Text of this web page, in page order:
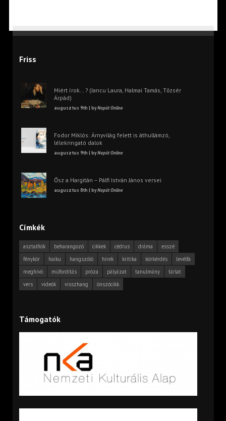
Friss
Miért írok… ? (Iancu Laura, Halmai Tamás, Tőzsér
Árpád)
augusztus 9th | byNapút Online
Fodor Miklós: Árnyvilág felett is áthullámzó,
lélekringató dalok
augusztus 9th | byNapút Online
Ősz a Hargitán – Pálfi István János versei
augusztus 8th | byNapút Online
Címkék
asztalfiók beharangozó cikkek cédrus dráma
esszé
fénykör
haiku hangszóló hírek kritika körkérdés
levélfa
meghívó
műfordítás próza pályázat tanulmány
tárlat
vers
videók visszhang önszócikk
Támogatók